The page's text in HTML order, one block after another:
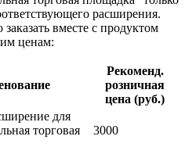
расширения.
вместе с продуктом
ценам:
Рекоменд.
розничная
цена (руб.)
для
торговая
3000